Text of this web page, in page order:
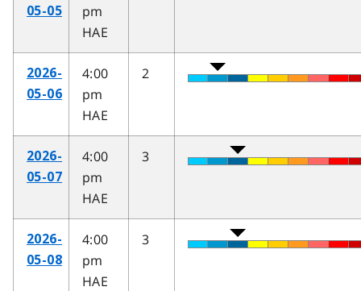
05-05
pm
HAE
2026-
05-06
4:00
pm
HAE
2
2026-
05-07
4:00
pm
HAE
3
2026-
05-08
4:00
pm
HAE
3